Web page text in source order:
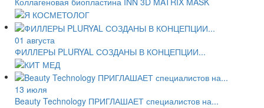
01 августа
ФИЛЛЕРЫ PLURYAL СОЗДАНЫ В КОНЦЕПЦИИ...
13 июля
Beauty Technology ПРИГЛАШАЕТ специалистов на...